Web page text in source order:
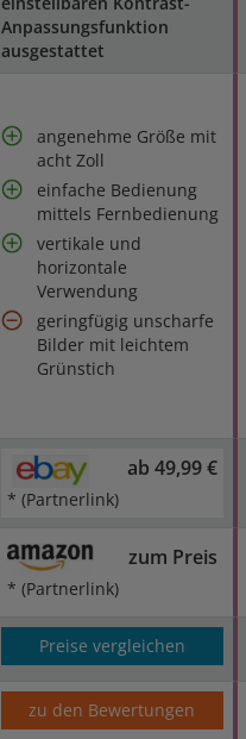
Anpassungsfunktion
ausgestattet
angenehme Größe mit
acht Zoll
einfache Bedienung
mittels Fernbedienung
vertikale und
horizontale
Verwendung
geringfügig unscharfe
Bilder mit leichtem
Grünstich
ab 49,99 €
* (Partnerlink)
zum Preis
* (Partnerlink)
Preise vergleichen
zu den Bewertungen